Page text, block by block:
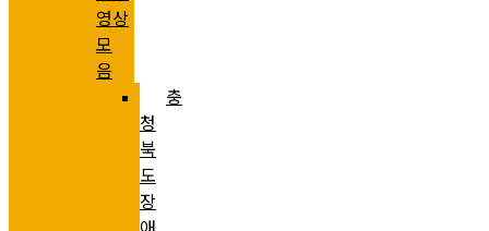
영상
모
음
충
청
북
도
장